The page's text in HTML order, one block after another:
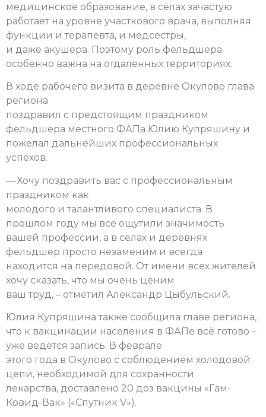
медицинское образование, в сёлах зачастую
работает на уровне участкового врача, выполняя
функции и терапевта, и медсестры,
и даже акушера. Поэтому роль фельдшера
особенно важна на отдаленных территориях.
В ходе рабочего визита в деревне Окулово глава
региона
поздравил с предстоящим праздником
фельдшера местного ФАПа Юлию Купряшину и
пожелал дальнейших профессиональных
успехов.
— Хочу поздравить вас с профессиональным
праздником как
молодого и талантливого специалиста. В
прошлом году мы все ощутили значимость
вашей профессии, а в селах и деревнях
фельдшер просто незаменим и всегда
находится на передовой. От имени всех жителей
хочу сказать, что мы очень ценим
ваш труд, – отметил Александр Цыбульский.
Юлия Купряшина также сообщила главе региона,
что к вакцинации населения в ФАПе всё готово –
уже ведется запись. В феврале
этого года в Окулово с соблюдением холодовой
цепи, необходимой для сохранности
лекарства, доставлено 20 доз вакцины «Гам-
Ковид-Вак» («Спутник V»).